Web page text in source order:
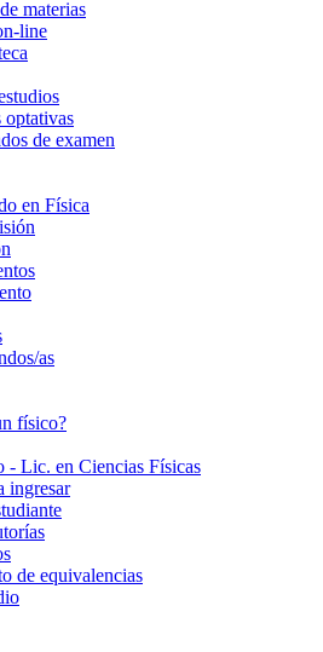
materias
line
optativas
de examen
en Física
as
físico?
- Lic. en Ciencias Físicas
ingresar
de equivalencias